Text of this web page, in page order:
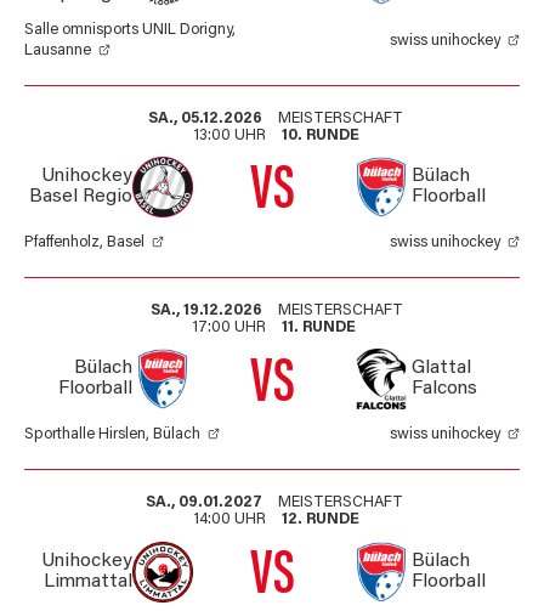
Salle omnisports UNIL Dorigny,
Lausanne
swiss unihockey
SA., 05.12.2026
13:00 UHR
Unihockey
Basel Regio
VS
Bülach
Floorball
MEISTERSCHAFT
10. RUNDE
Pfaffenholz, Basel swiss unihockey
SA., 19.12.2026
17:00 UHR
Bülach
Floorball
VS
Glattal
Falcons
MEISTERSCHAFT
11. RUNDE
Sporthalle Hirslen, Bülach swiss unihockey
SA., 09.01.2027
14:00 UHR
Unihockey
Limmattal
VS
Bülach
Floorball
MEISTERSCHAFT
12. RUNDE